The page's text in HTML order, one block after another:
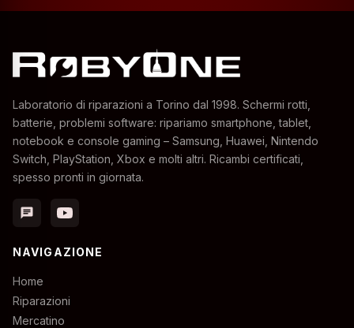
Laboratorio di riparazioni a Torino dal 1998. Schermi rotti,
batterie, problemi software: ripariamo smartphone, tablet,
notebook e console gaming – Samsung, Huawei, Nintendo
Switch, PlayStation, Xbox e molti altri. Ricambi certificati,
spesso pronti in giornata.
chat
NAVIGAZIONE
Home
Riparazioni
Mercatino